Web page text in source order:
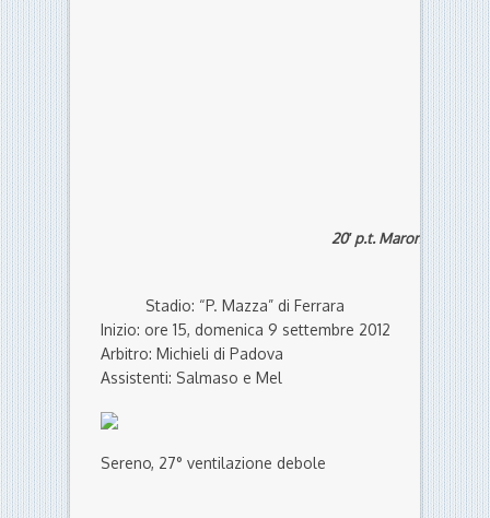
20′ p.t. Marongiu 36′
Stadio: “P. Mazza” di Ferrara
Inizio: ore 15, domenica 9 settembre 2012
Arbitro: Michieli di Padova
Assistenti: Salmaso e Mel
Sereno, 27° ventilazione debole